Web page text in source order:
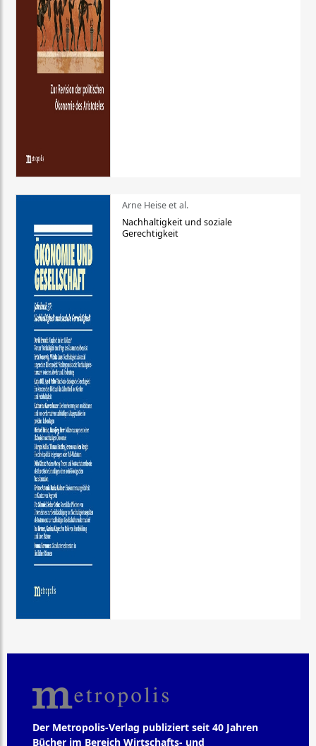
Arne Heise et al.
Nachhaltigkeit und soziale
Gerechtigkeit
Der Metropolis-Verlag publiziert seit 40 Jahren
Bücher im Bereich Wirtschafts- und